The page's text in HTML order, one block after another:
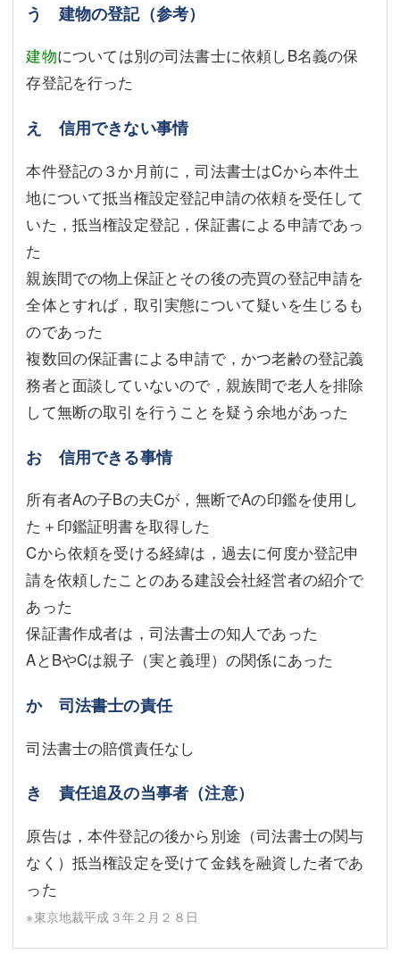
う 建物の登記（参考）
建物については別の司法書士に依頼しB名義の保
存登記を行った
え 信用できない事情
本件登記の３か月前に，司法書士はCから本件土
地について抵当権設定登記申請の依頼を受任して
いた，抵当権設定登記，保証書による申請であっ
た
親族間での物上保証とその後の売買の登記申請を
全体とすれば，取引実態について疑いを生じるも
のであった
複数回の保証書による申請で，かつ老齢の登記義
務者と面談していないので，親族間で老人を排除
して無断の取引を行うことを疑う余地があった
お 信用できる事情
所有者Aの子Bの夫Cが，無断でAの印鑑を使用し
た＋印鑑証明書を取得した
Cから依頼を受ける経緯は，過去に何度か登記申
請を依頼したことのある建設会社経営者の紹介で
あった
保証書作成者は，司法書士の知人であった
AとBやCは親子（実と義理）の関係にあった
か 司法書士の責任
司法書士の賠償責任なし
き 責任追及の当事者（注意）
原告は，本件登記の後から別途（司法書士の関与
なく）抵当権設定を受けて金銭を融資した者であ
った
※東京地裁平成３年２月２８日